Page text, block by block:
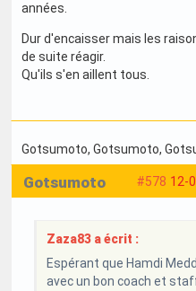
années.
Dur d'encaisser mais les
de suite réagir.
Qu'ils s'en aillent tous.
Gotsumoto, Gotsumoto,
#578 12-
Gotsumoto
Zaza83 a écrit :
Espérant que Hamdi
avec un bon coach et